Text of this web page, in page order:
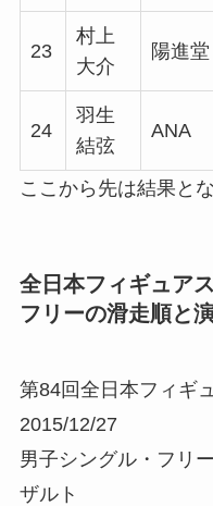
23
村上
大介
陽進堂
24
羽生
結弦
ANA
ここから先は結果と
全日本フィギュア
フリーの滑走順と
第84回全日本フィギ
2015/12/27
男子シングル・フリ
ザルト